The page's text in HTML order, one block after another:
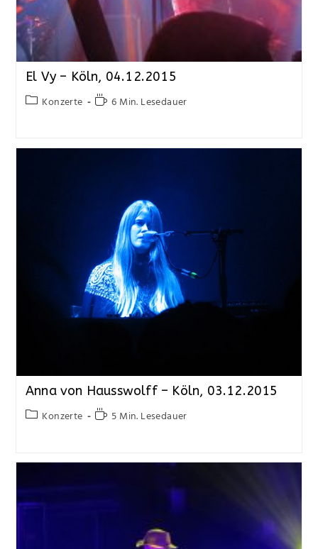
El Vy – Köln, 04.12.2015
Konzerte 6 Min. Lesedauer
Anna von Hausswolff – Köln, 03.12.2015
Konzerte 5 Min. Lesedauer